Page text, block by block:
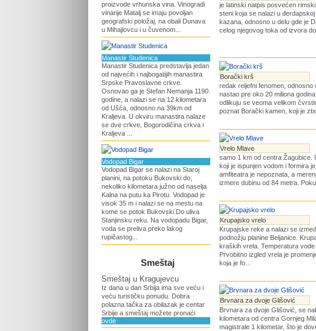
proizvode vrhunska vina. Vinogradi
vinarije Matalj se imaju povoljan
geografski položaj, na obali Dunava
u Mihajlovcu i u čuvenom...
Manastir Studenica
Manastir Studenica predstavlja jedan
od najvećih i najbogatijih manastira
Srpske Pravoslavne crkve.
Osnovao ga je Stefan Nemanja 1190.
godine, a nalazi se na 12 kilometara
od Ušća, odnosno na 39km od
Kraljeva. U okviru manastira nalaze
se dve crkve, Bogorodičina crkva i
Kraljeva ...
Vodopad Bigar
Vodopad Bigar se nalazi na Staroj
planini, na potoku Bukovski do,
nekoliko kilometara južno od naselja
Kalna na putu ka Pirotu. Vodopad je
visok 35 m i nalazi se na mestu na
kome se potok Bukovski Do uliva
Stanjinsku reku. Na vodopadu Bigar,
voda se preliva preko lakog
rupičastog...
Smeštaj
Smeštaj u Kragujevcu
Iz dana u dan Srbija ima sve veću i
veću turističku ponudu. Dobra
polazna tačka za obilazak je centar
Srbije a smeštaj možete pronaći
ovde
je latinski natpis posvećen
steni koja se nalazi u
kazana, odnosno u delu gde je
celog njegovog toka od izvora
Borački krš
redak reljefni fenomen,
nastao pre oko 20 miliona
odlikuju se veoma velikom
poznat Borački kamen, koji je
Vrelo Mlave
samo 1 km od centra Žagubice.
koji je ispunjen vodom i formira
amfiteatra je nepoznata, a
izmere dubinu od 84 metra.
Krupajsko vrelo
Krupajske reke a nalazi se
podnožju planine Beljanice.
kraških vrela. Temperatura
Prvobitno izgled vrela je
koja je fo...
Brvnara za dvoje Glišović
Brvnara za dvoje Glišović, se
kilometara od centra Gornjeg
magistrale 1 kilometar, što je